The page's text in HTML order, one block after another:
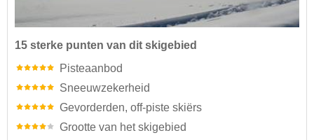
15 sterke punten van dit skigebied
Pisteaanbod
Sneeuwzekerheid
Gevorderden, off-piste skiërs
Grootte van het skigebied